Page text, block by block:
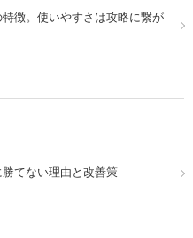
徴。使いやすさは攻略に繋が
てない理由と改善策